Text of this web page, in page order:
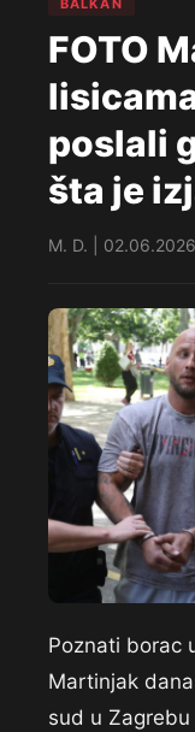
BALKAN
FOTO
poslali
šta je
M. D. |
Poznati borac
Martinjak
sud u